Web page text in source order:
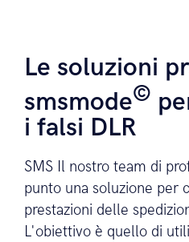
Le soluzioni
smsmode©
i falsi DLR
SMS Il nostro team di
punto una soluzione per
prestazioni delle
L'obiettivo è quello di